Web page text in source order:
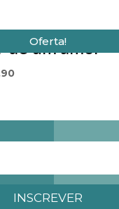
R$ 16,90.
Oferta!
de um amor
Current
R$ 16,90.
INSCREVER